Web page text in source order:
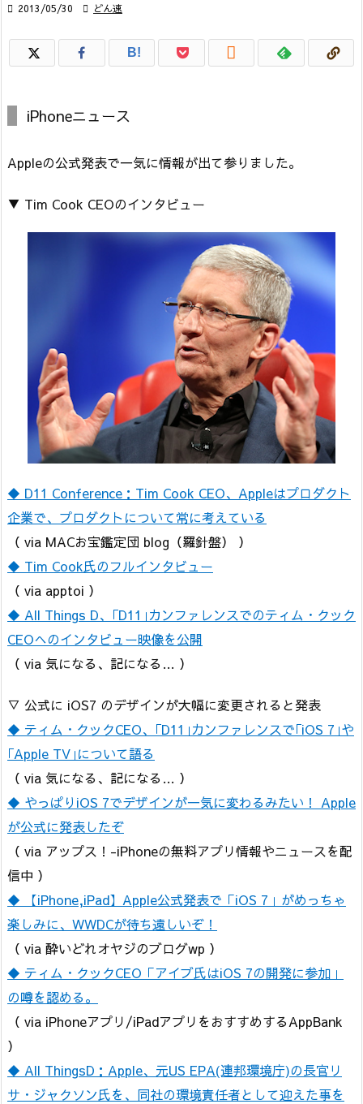
 2013/05/30  どん速
B! 
iPhoneニュース
Appleの公式発表で一気に情報が出て参りました。
▼ Tim Cook CEOのインタビュー
◆ D11 Conference：Tim Cook CEO、Appleはプロダクト
企業で、プロダクトについて常に考えている
（ via MACお宝鑑定団 blog（羅針盤） ）
◆ Tim Cook氏のフルインタビュー
（ via apptoi ）
◆ All Things D、｢D11｣カンファレンスでのティム・クック
CEOへのインタビュー映像を公開
（ via 気になる、記になる… ）
▽ 公式に iOS7 のデザインが大幅に変更されると発表
◆ ティム・クックCEO、｢D11｣カンファレンスで｢iOS 7｣や
｢Apple TV｣について語る
（ via 気になる、記になる… ）
◆ やっぱりiOS 7でデザインが一気に変わるみたい！ Apple
が公式に発表したぞ
（ via アップス！-iPhoneの無料アプリ情報やニュースを配
信中 ）
◆ 【iPhone,iPad】Apple公式発表で「iOS 7」がめっちゃ
楽しみに、WWDCが待ち遠しいぞ！
（ via 酔いどれオヤジのブログwp ）
◆ ティム・クックCEO「アイブ氏はiOS 7の開発に参加」
の噂を認める。
（ via iPhoneアプリ/iPadアプリをおすすめするAppBank
）
◆ All ThingsD：Apple、元US EPA(連邦環境庁)の長官リ
サ・ジャクソン氏を、同社の環境責任者として迎えた事を